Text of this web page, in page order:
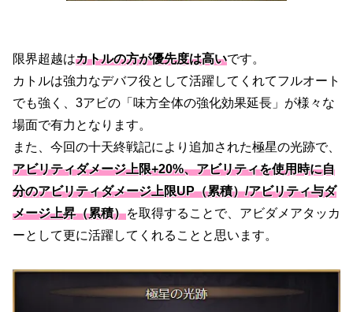
限界超越はカトルの方が優先度は高いです。
カトルは強力なデバフ役として活躍してくれてフルオート
でも強く、3アビの「味方全体の強化効果延長」が様々な
場面で有力となります。
また、今回の十天終戦記により追加された極星の光跡で、
アビリティダメージ上限+20%、アビリティを使用時に自
分のアビリティダメージ上限UP（累積）/アビリティ与ダ
メージ上昇（累積）を取得することで、アビダメアタッカ
ーとして更に活躍してくれることと思います。